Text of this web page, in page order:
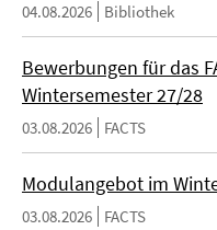
04.08.2026 Bibliothek
Bewerbungen für das
Wintersemester 27/28
03.08.2026 FACTS
Modulangebot im
03.08.2026 FACTS